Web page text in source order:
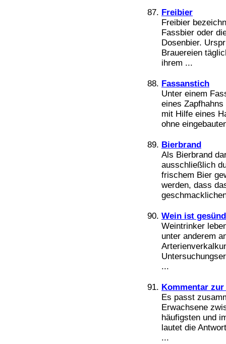
Freibier
Freibier
Fassbier oder
Dosenbier.
Brauereien
ihrem ...
Fassanstich
Unter einem
eines
mit Hilfe eines
ohne
Bierbrand
Als Bierbrand
ausschließlich
frischem Bier
werden, dass
Wein ist
Weintrinker
unter anderem
...
Kommentar
Es passt
Erwachsene
häufigsten und
lautet die
...